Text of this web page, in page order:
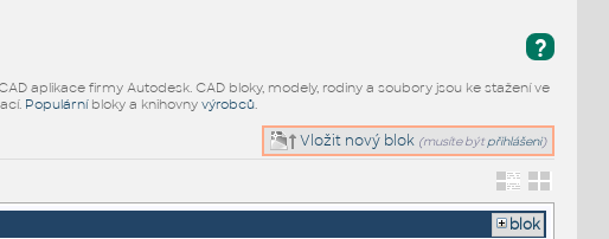
?
aplikace firmy Autodesk. CAD bloky, modely, rodiny a soubory jsou ke stažení ve
Populárníbloky a knihovny výrobců.
Vložit nový blok (musíte být přihlášeni)
blok